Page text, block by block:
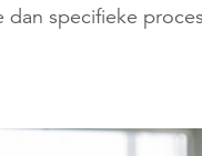
dan specifieke